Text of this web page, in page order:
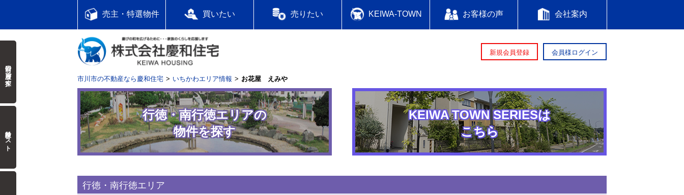
売主・特選物件 買いたい 売りたい KEIWA-TOWN お客様の声 会社案内
新規会員登録 会員様ログイン
市川市の不動産なら慶和住宅 いちかわエリア情報 お花屋 えみや
行徳・南行徳エリアの
物件を探す
KEIWA TOWN SERIESは
こちら
行徳・南行徳エリア
前回の履歴で探す
検討中リスト